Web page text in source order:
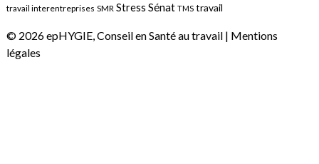
travail interentreprises SMR Stress Sénat TMS travail
© 2026 epHYGIE, Conseil en Santé au travail | Mentions
légales